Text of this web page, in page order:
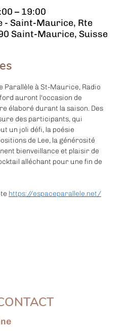
– 19:00
- Saint-Maurice, Rte
Saint-Maurice, Suisse
Parallèle à St-Maurice, Radio
auront l'occasion de
élaboré durant la saison. Des
des participants, qui
un joli défi, la poésie
de Lee, la générosité
bienveillance et plaisir de
alléchant pour une fin de
https://espaceparallele.net/